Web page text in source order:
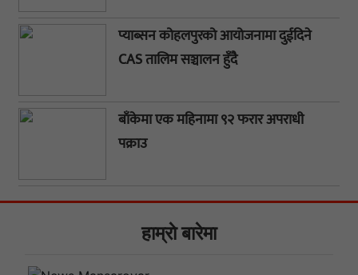
प्याब्सन कोहलपुरको आयोजनामा दुईदिने
CAS तालिम सञ्चालन हुँदै
बाँकेमा एक महिनामा ९२ फरार अपराधी
पक्राउ
हाम्राे बारेमा